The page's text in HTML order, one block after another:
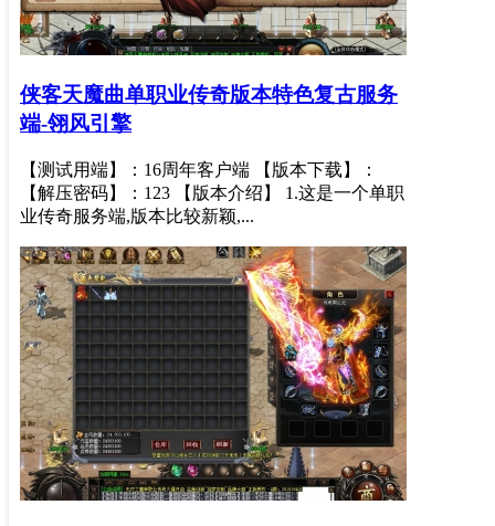
侠客天魔曲单职业传奇版本特色复古服务
端-翎风引擎
【测试用端】：16周年客户端 【版本下载】：
【解压密码】：123 【版本介绍】 1.这是一个单职
业传奇服务端,版本比较新颖,...